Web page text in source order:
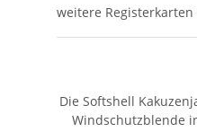
weitere Registerkarten
Die Softshell
Windschutzblende